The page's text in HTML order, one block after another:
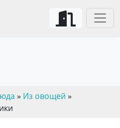
» Из овощей »